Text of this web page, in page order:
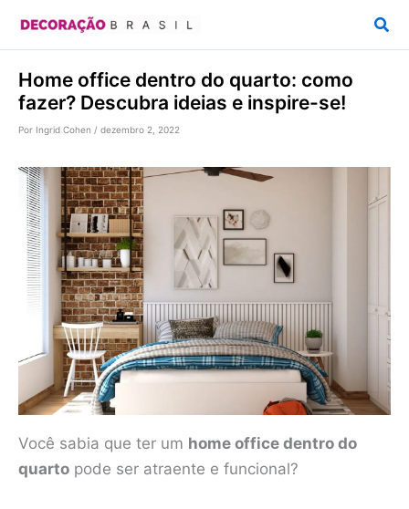
conteúdo
Home office dentro do quarto: como
fazer? Descubra ideias e inspire-se!
Por Ingrid Cohen / dezembro 2, 2022
Você sabia que ter um home office dentro do
quarto pode ser atraente e funcional?